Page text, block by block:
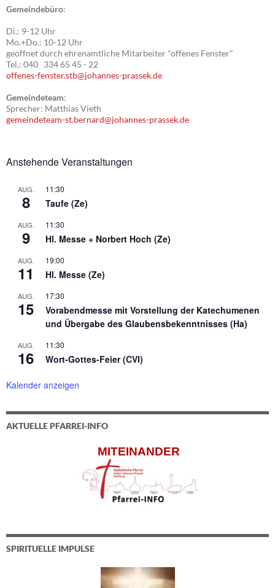
Gemeindebüro:
Di.: 9-12 Uhr
Mo.+Do.: 10-12 Uhr
geöffnet durch ehrenamtliche Mitarbeiter "offenes Fenster"
Tel.: 040 334 65 45 - 22
offenes-fenster.stb@johannes-prassek.de
Gemeindeteam:
Sprecher: Matthias Vieth
gemeindeteam-st.bernard@johannes-prassek.de
Anstehende Veranstaltungen
AUG.
8
11:30
Taufe (Ze)
AUG.
9
11:30
Hl. Messe + Norbert Hoch (Ze)
AUG.
11
19:00
Hl. Messe (Ze)
AUG.
15
17:30
Vorabendmesse mit Vorstellung der Katechumenen
und Übergabe des Glaubensbekenntnisses (Ha)
AUG.
16
11:30
Wort-Gottes-Feier (CVI)
Kalender anzeigen
AKTUELLE PFARREI-INFO
MITEINANDER
SPIRITUELLE IMPULSE